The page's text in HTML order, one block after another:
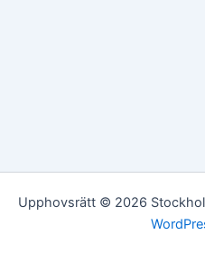
Upphovsrätt © 2026